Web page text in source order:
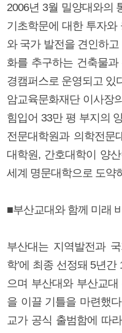
2006년 3월 밀양대와의
기초학문에 대한 투자와
와 국가 발전을 견인하
화를 추구하는 건축물
경캠퍼스로 운영되고 있
암교육문화재단 이사장
힘입어 33만 평 부지의
전문대학원과 의학전문
대학원, 간호대학이 양
세계 명문대학으로 도약
■부산교대와 함께 미래
부산대는 지역발전과
학’에 최종 선정돼 5년
으며 부산대와 부산교
을 이끌 기틀을 마련했
교가 공식 출범함에 따